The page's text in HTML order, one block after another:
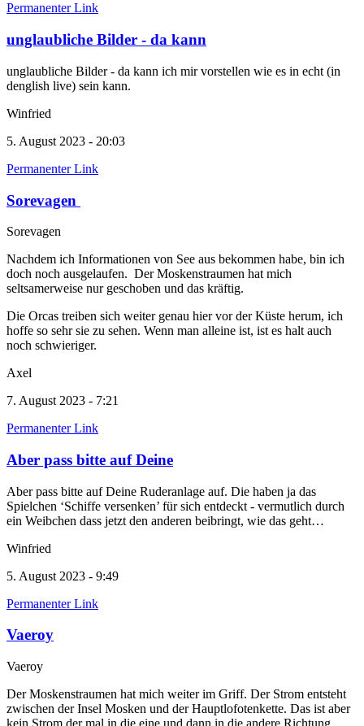
Permanenter Link
unglaubliche Bilder - da kann
unglaubliche Bilder - da kann ich mir vorstellen wie es in echt (in
denglish live) sein kann.
Winfried
5. August 2023 - 20:03
Permanenter Link
Sorevagen
Sorevagen
Nachdem ich Informationen von See aus bekommen habe, bin ich
doch noch ausgelaufen. Der Moskenstraumen hat mich
seltsamerweise nur geschoben und das kräftig.
Die Orcas treiben sich weiter genau hier vor der Küste herum, ich
hoffe so sehr sie zu sehen. Wenn man alleine ist, ist es halt auch
noch schwieriger.
Axel
7. August 2023 - 7:21
Permanenter Link
Aber pass bitte auf Deine
Aber pass bitte auf Deine Ruderanlage auf. Die haben ja das
Spielchen ‘Schiffe versenken’ für sich entdeckt - vermutlich durch
ein Weibchen dass jetzt den anderen beibringt, wie das geht…
Winfried
5. August 2023 - 9:49
Permanenter Link
Vaeroy
Vaeroy
Der Moskenstraumen hat mich weiter im Griff. Der Strom entsteht
zwischen der Insel Mosken und der Hauptlofotenkette. Das ist aber